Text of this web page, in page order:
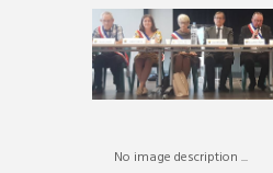
No image description ...